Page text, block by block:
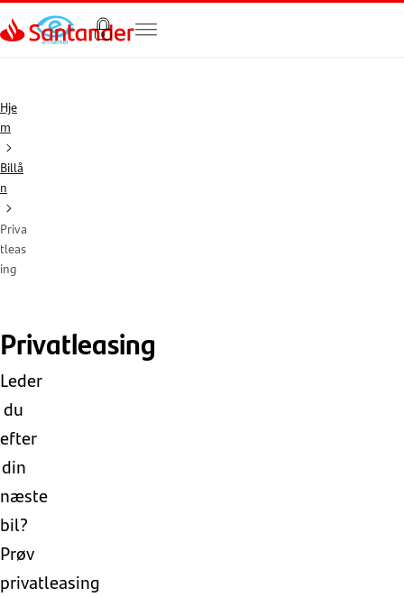
Gå til hovedindholdet
Hje
m
Billå
n
Priva
tleas
ing
Privatleasing
Leder
du
efter
din
næste
bil?
Prøv
privatleasing